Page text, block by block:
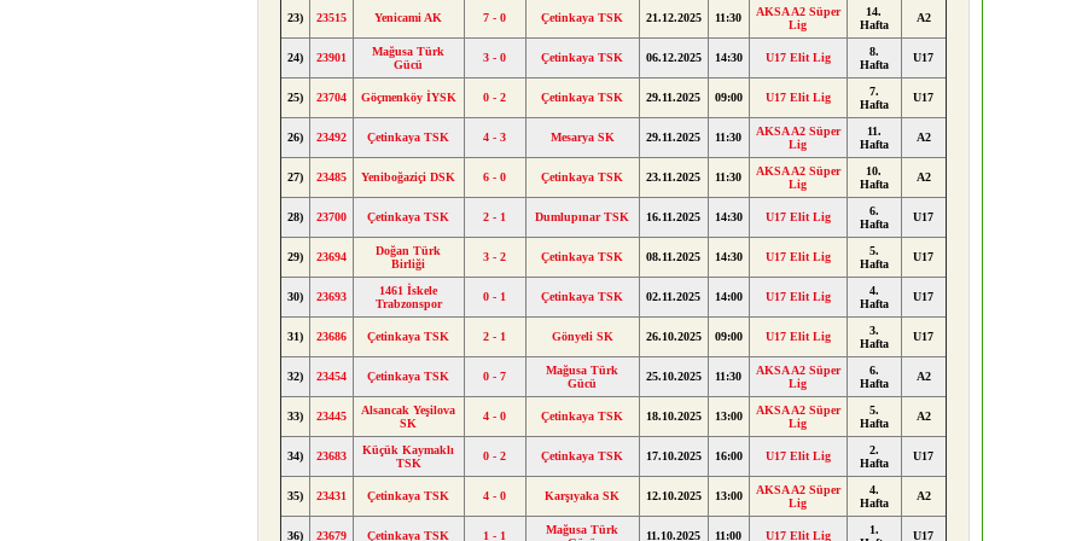
23) 23515 Yenicami AK 7 - 0 Çetinkaya TSK 21.12.2025 11:30
AKSA A2 Süper
Lig
14.
Hafta
A2
24) 23901
Mağusa Türk
Gücü
3 - 0 Çetinkaya TSK 06.12.2025 14:30 U17 Elit Lig
8.
Hafta
U17
25) 23704 Göçmenköy İYSK 0 - 2 Çetinkaya TSK 29.11.2025 09:00 U17 Elit Lig
7.
Hafta
U17
26) 23492 Çetinkaya TSK 4 - 3 Mesarya SK 29.11.2025 11:30
AKSA A2 Süper
Lig
11.
Hafta
A2
27) 23485 Yeniboğaziçi DSK 6 - 0 Çetinkaya TSK 23.11.2025 11:30
AKSA A2 Süper
Lig
10.
Hafta
A2
28) 23700 Çetinkaya TSK 2 - 1 Dumlupınar TSK 16.11.2025 14:30 U17 Elit Lig
6.
Hafta
U17
29) 23694
Doğan Türk
Birliği
3 - 2 Çetinkaya TSK 08.11.2025 14:30 U17 Elit Lig
5.
Hafta
U17
30) 23693
1461 İskele
Trabzonspor
0 - 1 Çetinkaya TSK 02.11.2025 14:00 U17 Elit Lig
4.
Hafta
U17
31) 23686 Çetinkaya TSK 2 - 1 Gönyeli SK 26.10.2025 09:00 U17 Elit Lig
3.
Hafta
U17
32) 23454 Çetinkaya TSK 0 - 7
Mağusa Türk
Gücü
25.10.2025 11:30
AKSA A2 Süper
Lig
6.
Hafta
A2
33) 23445
Alsancak Yeşilova
SK
4 - 0 Çetinkaya TSK 18.10.2025 13:00
AKSA A2 Süper
Lig
5.
Hafta
A2
34) 23683
Küçük Kaymaklı
TSK
0 - 2 Çetinkaya TSK 17.10.2025 16:00 U17 Elit Lig
2.
Hafta
U17
35) 23431 Çetinkaya TSK 4 - 0 Karşıyaka SK 12.10.2025 13:00
AKSA A2 Süper
Lig
4.
Hafta
A2
36) 23679 Çetinkaya TSK 1 - 1
Mağusa Türk
11.10.2025 11:00 U17 Elit Lig
1.
U17